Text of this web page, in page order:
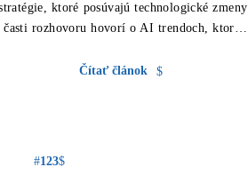
ktoré posúvajú technologické zmeny
rozhovoru hovorí o AI trendoch, ktoré
Čítať článok
1 23